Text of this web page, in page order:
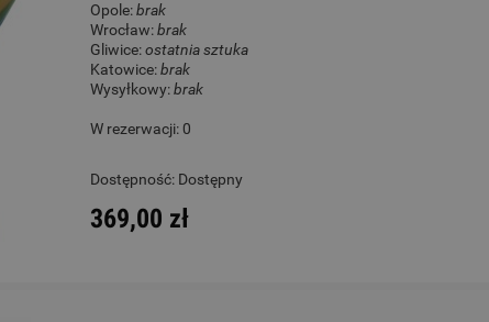
Opole:brak
Wrocław:brak
Gliwice:ostatnia sztuka
Katowice:brak
Wysyłkowy:brak
W rezerwacji: 0
Dostępność: Dostępny
369,00 zł